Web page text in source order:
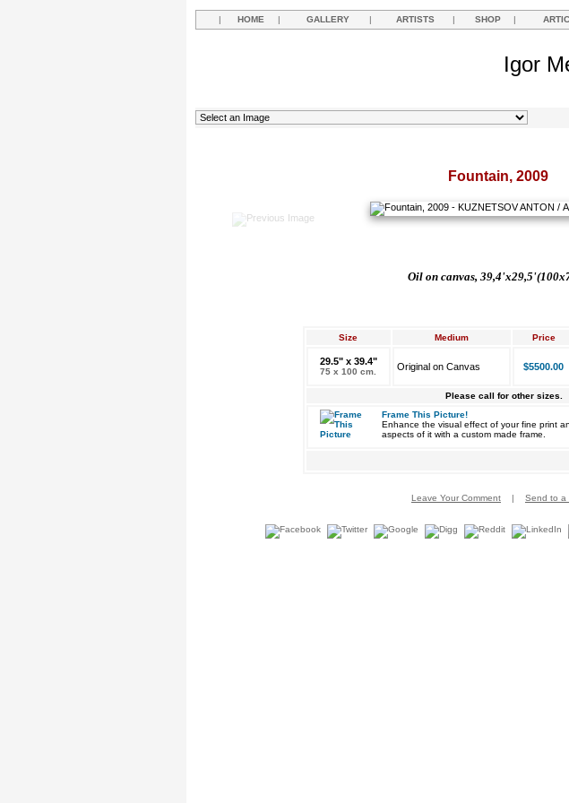
| HOME | GALLERY | ARTISTS | SHOP |
Igor
Fountain, 2009
Oil on canvas,
Size Medium Price
29.5" x 39.4"
75 x 100 cm. Original on Canvas $5500.00
Please call for other sizes.
Frame This Picture!
Enhance the visual effect of your fine print
aspects of it with a custom made frame.
Leave Your Comment | Send to a